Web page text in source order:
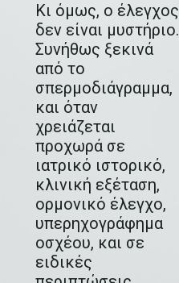
Κι όμως, ο έλεγχος
δεν είναι μυστήριο.
Συνήθως ξεκινά
από το
σπερμοδιάγραμμα,
και όταν
χρειάζεται
προχωρά σε
ιατρικό ιστορικό,
κλινική εξέταση,
ορμονικό έλεγχο,
υπερηχογράφημα
οσχέου, και σε
ειδικές